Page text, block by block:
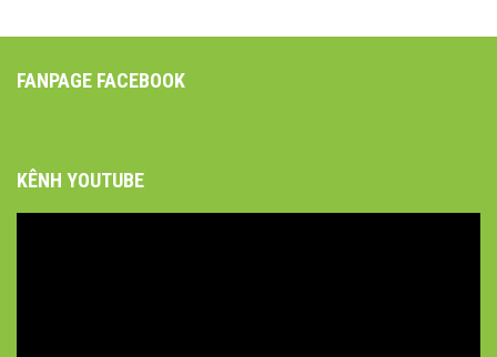
FANPAGE FACEBOOK
KÊNH YOUTUBE